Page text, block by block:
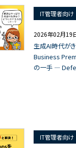
IT管理者向け
2026年02月19日
生成AI時代が
Business
の一手 ―
IT管理者向け